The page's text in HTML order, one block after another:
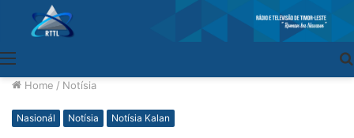
Home / Notísia
Nasionál Notísia Notísia Kalan